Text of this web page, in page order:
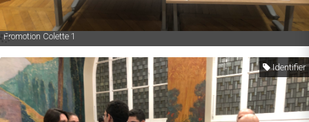
Promotion Colette 1
Identifier